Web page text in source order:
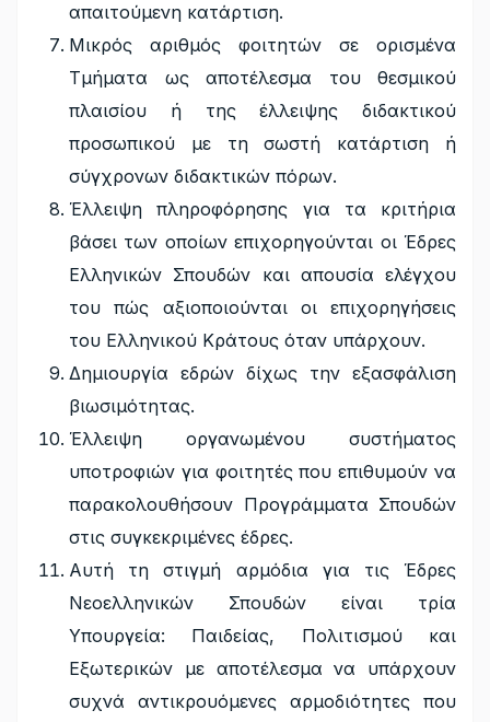
απαιτούμενη κατάρτιση.
Μικρός αριθμός φοιτητών σε ορισμένα
Τμήματα ως αποτέλεσμα του θεσμικού
πλαισίου ή της έλλειψης διδακτικού
προσωπικού με τη σωστή κατάρτιση ή
σύγχρονων διδακτικών πόρων.
Έλλειψη πληροφόρησης για τα κριτήρια
βάσει των οποίων επιχορηγούνται οι Έδρες
Ελληνικών Σπουδών και απουσία ελέγχου
του πώς αξιοποιούνται οι επιχορηγήσεις
του Ελληνικού Κράτους όταν υπάρχουν.
Δημιουργία εδρών δίχως την εξασφάλιση
βιωσιμότητας.
Έλλειψη οργανωμένου συστήματος
υποτροφιών για φοιτητές που επιθυμούν να
παρακολουθήσουν Προγράμματα Σπουδών
στις συγκεκριμένες έδρες.
Αυτή τη στιγμή αρμόδια για τις Έδρες
Νεοελληνικών Σπουδών είναι τρία
Υπουργεία: Παιδείας, Πολιτισμού και
Εξωτερικών με αποτέλεσμα να υπάρχουν
συχνά αντικρουόμενες αρμοδιότητες που